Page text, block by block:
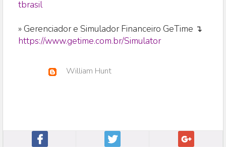
tbrasil
» Gerenciador e Simulador Financeiro GeTime ↴
https://www.getime.com.br/Simulator
William Hunt